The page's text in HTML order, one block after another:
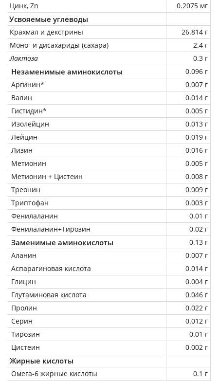
Цинк, Zn
0.2075 мг
Усвояемые углеводы
Крахмал и декстрины
26.814 г
Моно- и дисахариды (сахара)
2.4 г
Лактоза
0.3 г
Незаменимые аминокислоты
0.096 г
Аргинин*
0.007 г
Валин
0.014 г
Гистидин*
0.005 г
Изолейцин
0.013 г
Лейцин
0.019 г
Лизин
0.016 г
Метионин
0.005 г
Метионин + Цистеин
0.008 г
Треонин
0.009 г
Триптофан
0.003 г
Фенилаланин
0.01 г
Фенилаланин+Тирозин
0.02 г
Заменимые аминокислоты
0.13 г
Аланин
0.007 г
Аспарагиновая кислота
0.014 г
Глицин
0.004 г
Глутаминовая кислота
0.046 г
Пролин
0.022 г
Серин
0.012 г
Тирозин
0.01 г
Цистеин
0.002 г
Жирные кислоты
Омега-6 жирные кислоты 0.1 г